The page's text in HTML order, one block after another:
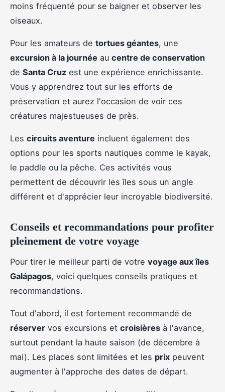
moins fréquenté pour se baigner et observer les
oiseaux.
Pour les amateurs de tortues géantes, une
excursion à la journée au centre de conservation
de Santa Cruz est une expérience enrichissante.
Vous y apprendrez tout sur les efforts de
préservation et aurez l'occasion de voir ces
créatures majestueuses de près.
Les circuits aventure incluent également des
options pour les sports nautiques comme le kayak,
le paddle ou la pêche. Ces activités vous
permettent de découvrir les îles sous un angle
différent et d'apprécier leur incroyable biodiversité.
Conseils et recommandations pour profiter
pleinement de votre voyage
Pour tirer le meilleur parti de votre voyage aux îles
Galápagos, voici quelques conseils pratiques et
recommandations.
Tout d'abord, il est fortement recommandé de
réserver vos excursions et croisières à l'avance,
surtout pendant la haute saison (de décembre à
mai). Les places sont limitées et les prix peuvent
augmenter à l'approche des dates de départ.